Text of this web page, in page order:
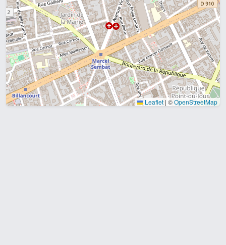
Leaflet | ©OpenStreetMap